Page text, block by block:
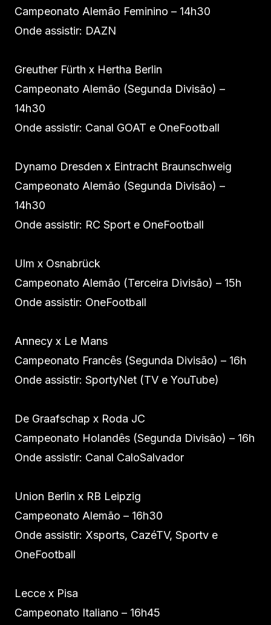
Campeonato Alemão Feminino – 14h30
Onde assistir: DAZN
Greuther Fürth x Hertha Berlin
Campeonato Alemão (Segunda Divisão) –
14h30
Onde assistir: Canal GOAT e OneFootball
Dynamo Dresden x Eintracht Braunschweig
Campeonato Alemão (Segunda Divisão) –
14h30
Onde assistir: RC Sport e OneFootball
Ulm x Osnabrück
Campeonato Alemão (Terceira Divisão) – 15h
Onde assistir: OneFootball
Annecy x Le Mans
Campeonato Francês (Segunda Divisão) – 16h
Onde assistir: SportyNet (TV e YouTube)
De Graafschap x Roda JC
Campeonato Holandês (Segunda Divisão) – 16h
Onde assistir: Canal CaloSalvador
Union Berlin x RB Leipzig
Campeonato Alemão – 16h30
Onde assistir: Xsports, CazéTV, Sportv e
OneFootball
Lecce x Pisa
Campeonato Italiano – 16h45